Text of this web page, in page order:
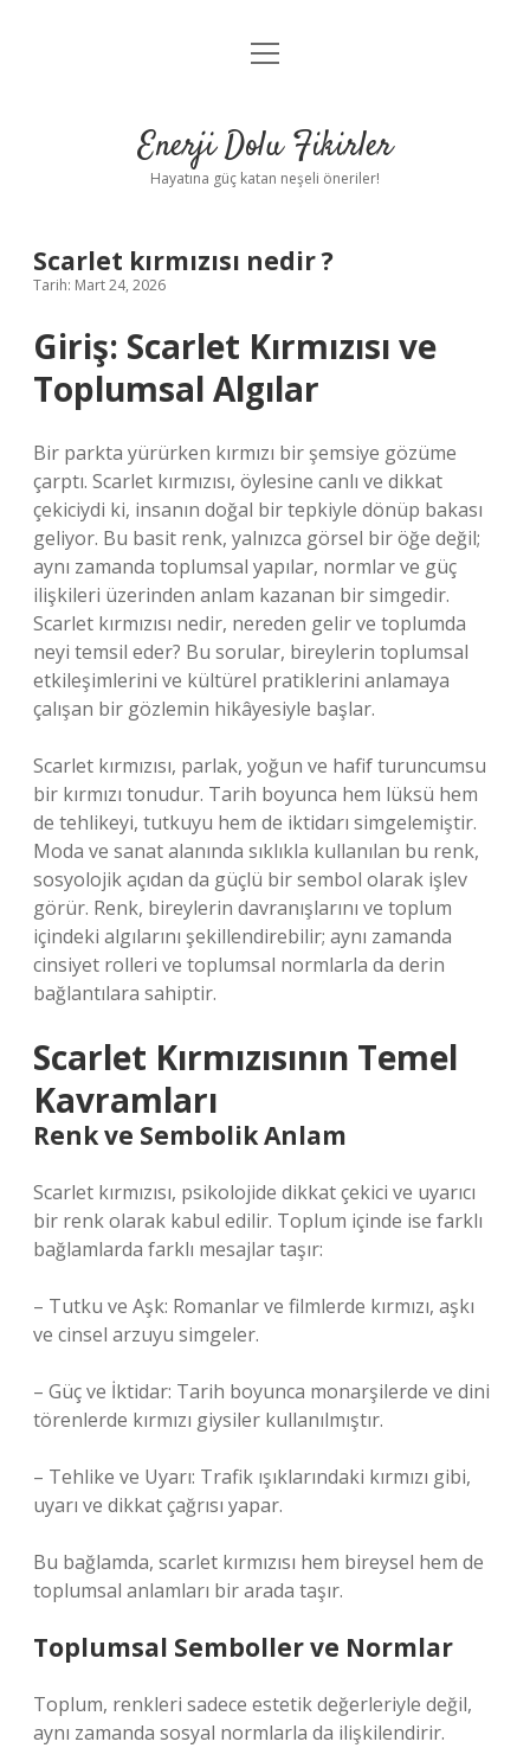
Anasayfa
Yasal Uyarı
menüyü
Enerji Dolu Fikirler
Hayatına güç katan neşeli öneriler!
Scarlet kırmızısı nedir ?
Tarih: Mart 24, 2026
Giriş: Scarlet Kırmızısı ve
Toplumsal Algılar
Bir parkta yürürken kırmızı bir şemsiye gözüme
çarptı. Scarlet kırmızısı, öylesine canlı ve dikkat
çekiciydi ki, insanın doğal bir tepkiyle dönüp bakası
geliyor. Bu basit renk, yalnızca görsel bir öğe değil;
aynı zamanda toplumsal yapılar, normlar ve güç
ilişkileri üzerinden anlam kazanan bir simgedir.
Scarlet kırmızısı nedir, nereden gelir ve toplumda
neyi temsil eder? Bu sorular, bireylerin toplumsal
etkileşimlerini ve kültürel pratiklerini anlamaya
çalışan bir gözlemin hikâyesiyle başlar.
Scarlet kırmızısı, parlak, yoğun ve hafif turuncumsu
bir kırmızı tonudur. Tarih boyunca hem lüksü hem
de tehlikeyi, tutkuyu hem de iktidarı simgelemiştir.
Moda ve sanat alanında sıklıkla kullanılan bu renk,
sosyolojik açıdan da güçlü bir sembol olarak işlev
görür. Renk, bireylerin davranışlarını ve toplum
içindeki algılarını şekillendirebilir; aynı zamanda
cinsiyet rolleri ve toplumsal normlarla da derin
bağlantılara sahiptir.
Scarlet Kırmızısının Temel
Kavramları
Renk ve Sembolik Anlam
Scarlet kırmızısı, psikolojide dikkat çekici ve uyarıcı
bir renk olarak kabul edilir. Toplum içinde ise farklı
bağlamlarda farklı mesajlar taşır:
– Tutku ve Aşk: Romanlar ve filmlerde kırmızı, aşkı
ve cinsel arzuyu simgeler.
– Güç ve İktidar: Tarih boyunca monarşilerde ve dini
törenlerde kırmızı giysiler kullanılmıştır.
– Tehlike ve Uyarı: Trafik ışıklarındaki kırmızı gibi,
uyarı ve dikkat çağrısı yapar.
Bu bağlamda, scarlet kırmızısı hem bireysel hem de
toplumsal anlamları bir arada taşır.
Toplumsal Semboller ve Normlar
Toplum, renkleri sadece estetik değerleriyle değil,
aynı zamanda sosyal normlarla da ilişkilendirir.